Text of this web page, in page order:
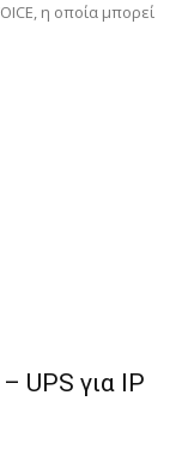
η οποία μπορεί
UPS για IP